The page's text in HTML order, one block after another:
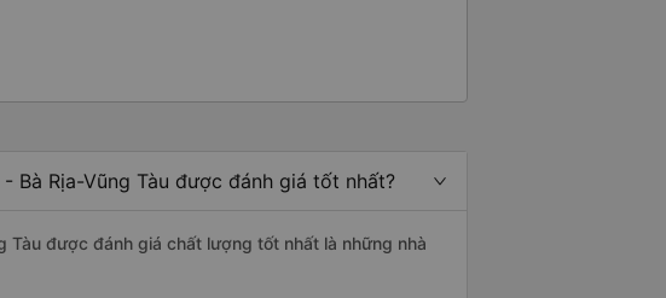
Bà Rịa-Vũng Tàu được đánh giá tốt nhất?
Tàu được đánh giá chất lượng tốt nhất là những nhà